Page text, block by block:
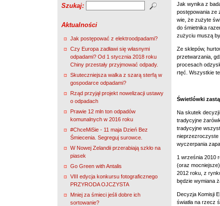
Szukaj:
Aktualności
Jak postępować z elektroodpadami?
Czy Europa zadławi się własnymi
odpadami? Od 1 stycznia 2018 roku
Chiny przestały przyjmować odpady.
Skuteczniejsza walka z szarą sterfą w
gospodarce odpadami?
Rząd przyjął projekt nowelizacji ustawy
o odpadach
Prawie 12 mln ton odpadów
komunalnych w 2016 roku
#ChceMiSie - 11 maja Dzień Bez
Śmiecenia. Segreguj surowce.
W Nowej Zelandii przerabiają szkło na
piasek
Go Green with Antalis
VIII edycja konkursu fotograficznego
PRZYRODA OJCZYSTA
Mniej za śmieci jeśli dobre ich
sortowanie?
Jak wynika z
postępowania ze
wie, że zużyte
do śmietnika
zużyciu muszą
Ze sklepów,
przetwarzania,
procesach
rtęć. Wszystkie
Świetlówki
Na skutek
tradycyjne
tradycyjne
nieprzezroczyste
wyczerpania
1 września 2010
(oraz
2012 roku, z
będzie wymiana
Decyzja Komisji
światła na rzecz